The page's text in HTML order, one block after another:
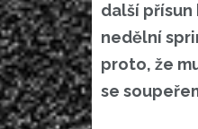
další přísun
nedělní
proto, že
se